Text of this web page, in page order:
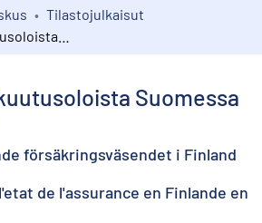
Tilastojulkaisut
Suomessa
försäkringsväsendet i Finland
de l'assurance en Finlande en